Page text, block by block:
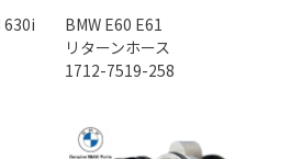
630i
BMW E60 E61
リターンホース
1712-7519-258